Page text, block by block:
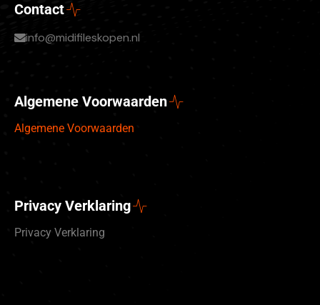
Contact
info@midifileskopen.nl
Algemene Voorwaarden
Algemene Voorwaarden
Privacy Verklaring
Privacy Verklaring